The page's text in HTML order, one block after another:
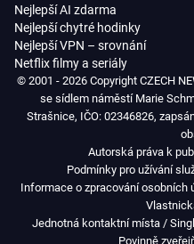
Nejlepší AI zdarma
Nejlepší chytré hodinky
Nejlepší VPN – srovnání
Netflix filmy a seriály
© 2001 - 2026 Copyright CZECH
se sídlem náměstí Marie
Strašnice, IČO: 02346826,
Autorská práva k
Podmínky pro užívání
Informace o zpracování osobních
Jednotná kontaktní místa /
Povinně